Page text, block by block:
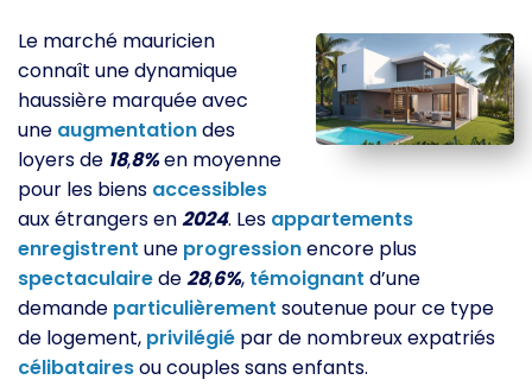
Le marché mauricien
connaît une dynamique
haussière marquée avec
une augmentationdes
loyers de 18,8%en moyenne
pour les biens accessibles
aux étrangers en2024. Les appartements
enregistrent une progressionencore plus
spectaculairede28,6%, témoignant d’une
demande particulièrement soutenue pour ce type
de logement, privilégié par de nombreux expatriés
célibatairesou couples sans enfants.